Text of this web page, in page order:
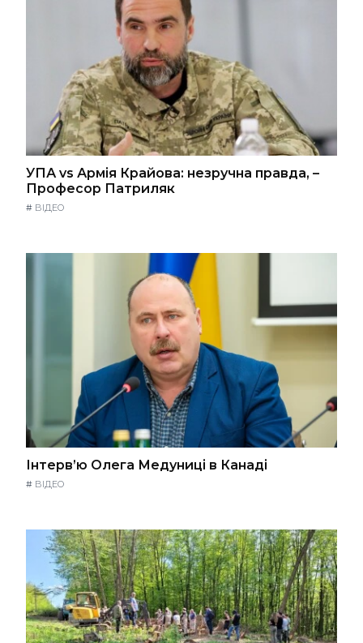
УПА vs Армія Крайова: незручна правда, –
Професор Патриляк
# ВІДЕО
Інтерв’ю Олега Медуниці в Канаді
# ВІДЕО